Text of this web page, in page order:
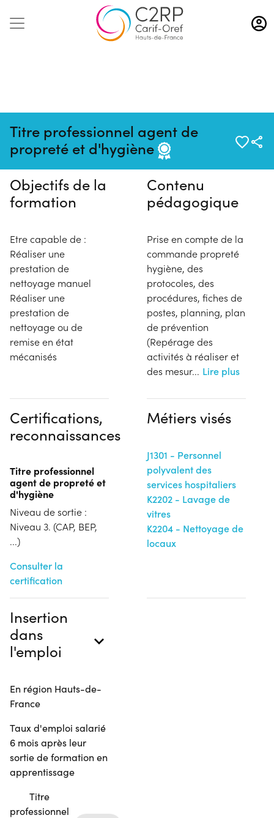
Aller
au
contenu
Titre professionnel agent de
propreté et d'hygiène
Pas de session programmée en
ce moment
Objectifs de la
formation
Etre capable de :
Réaliser une
prestation de
nettoyage manuel
Réaliser une
prestation de
nettoyage ou de
remise en état
mécanisés
Contenu
pédagogique
Prise en compte de la
commande propreté
hygiène, des
protocoles, des
procédures, fiches de
postes, planning, plan
de prévention
(Repérage des
activités à réaliser et
des mesur... Lire plus
Certifications,
reconnaissances
Titre professionnel
agent de propreté et
d'hygiène
Niveau de sortie :
Niveau 3. (CAP, BEP,
...)
Consulter la
certification
Métiers visés
J1301 - Personnel
polyvalent des
services hospitaliers
K2202 - Lavage de
vitres
K2204 - Nettoyage de
locaux
Insertion
dans
l'emploi
En région Hauts-de-
France
Taux d'emploi salarié
6 mois après leur
sortie de formation en
apprentissage
Titre
professionnel